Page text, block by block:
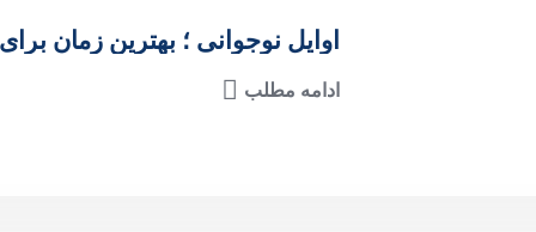
اوایل نوجوانی ؛ بهترین زمان
ادامه مطلب